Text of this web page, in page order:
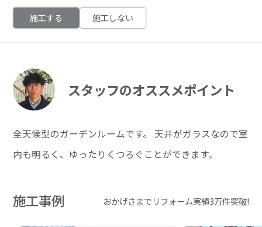
施工する 施工しない
スタッフのオススメポイント
全天候型のガーデンルームです。 天井がガラスなので室
内も明るく、ゆったりくつろぐことができます。
施工事例 おかげさまでリフォーム実績3万件突破!